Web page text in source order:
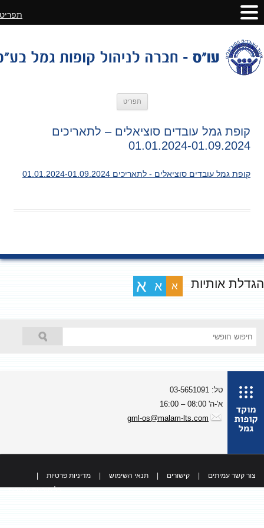
תפריט
קופת גמל עובדים סוציאלים – לתאריכים
01.01.2024-01.09.2024
קופת גמל עובדים סוציאלים - לתאריכים 01.01.2024-01.09.2024
אותיות א א א
טל: 03-5651091
א'-ה' 08:00 – 16:00
gml-os@malam-lts.com
צור קשר עמיתים קישורים תנאי השימוש מדיניות פרטיות
כל הזכויות שמורות
תפריט